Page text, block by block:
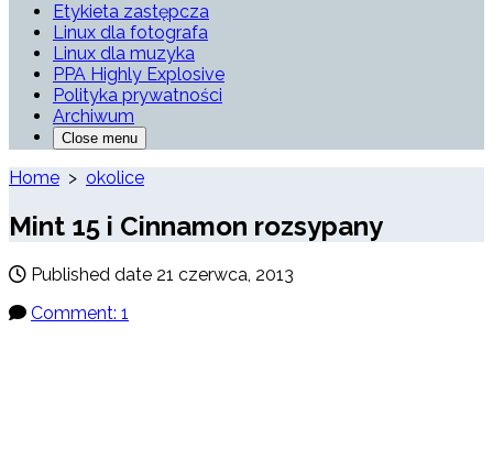
Etykieta zastępcza
Linux dla fotografa
Linux dla muzyka
PPA Highly Explosive
Polityka prywatności
Archiwum
Close menu
Home > okolice
Mint 15 i Cinnamon rozsypany
Published date 21 czerwca, 2013
Comment: 1